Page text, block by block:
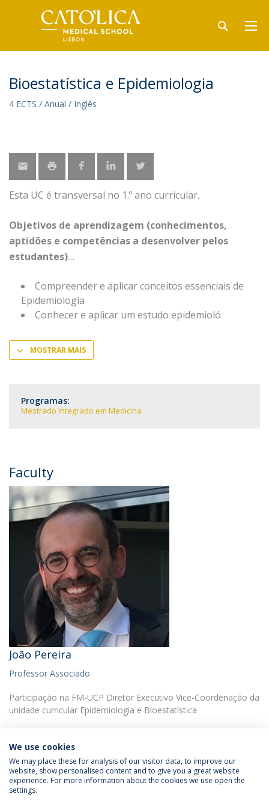
Bioestatística e Epidemiologia
4 ECTS / Anual / Inglês
Esta UC é transversal no 1.º ano curricular.
Objetivos de aprendizagem (conhecimentos,
aptidões e competências a desenvolver pelos
estudantes)
Compreender e aplicar conceitos essenciais de
Epidemiologia
Conhecer e aplicar um estudo epidemioló
MOSTRAR MAIS
Programas:
Mestrado Integrado em Medicina
Faculty
João Pereira
Professor Associado
Participação na FM-UCP Diretor Executivo Vice-Coordenação da
unidade curricular Epidemiologia e Bioestatística
Política de Privacidade
Termos & Condições
We use cookies
We may place these for analysis of our visitor data, to improve our
website, show personalised content and to give you a great website
experience. For more information about the cookies we use open the
settings.